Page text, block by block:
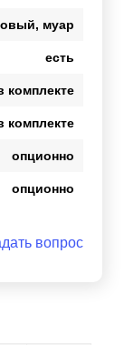
муар
есть
комплекте
комплекте
опционно
опционно
вопрос